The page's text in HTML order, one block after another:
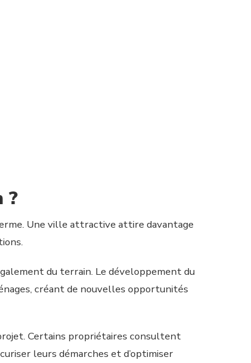
?
Une ville attractive attire davantage
du terrain. Le développement du
créant de nouvelles opportunités
Certains propriétaires consultent
leurs démarches et d’optimiser